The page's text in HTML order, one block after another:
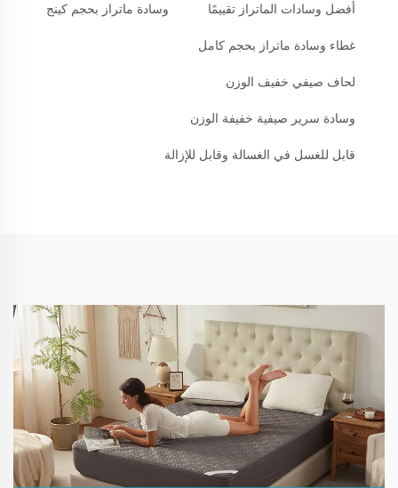
أفضل وسادات الماتراز تقييمًا وسادة ماتراز بحجم كينج
غطاء وسادة ماتراز بحجم كامل
لحاف صيفي خفيف الوزن
وسادة سرير صيفية خفيفة الوزن
قابل للغسل في الغسالة وقابل للإزالة